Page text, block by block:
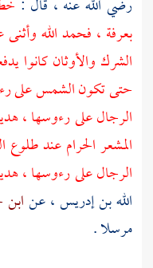
رضي الله عنه ، قال :
بعرفة ، فحمد الله
الشرك والأوثان
حتى تكون الشمس على
الرجال على رءوسها ،
المشعر الحرام عند
الرجال على رءوسها ،
الله بن إدريس، عن
مرسلا .